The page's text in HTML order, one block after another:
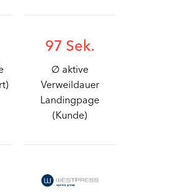
97 Sek.
∅ aktive
Verweildauer
Landingpage
(Kunde)